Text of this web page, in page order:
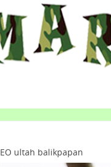
EO ultah balikpapan